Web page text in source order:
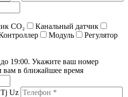
СО₂
Канальный датчик
Модуль
Регулятор
19:00. Укажите ваш номер
вам в ближайшее время
Tj Uz